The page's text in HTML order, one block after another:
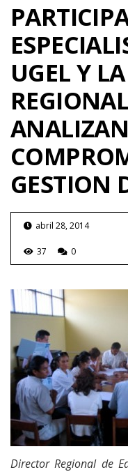
UGEL Y
ANALIZAN
GESTION
abril 28, 2014
37 0
Director Regional de